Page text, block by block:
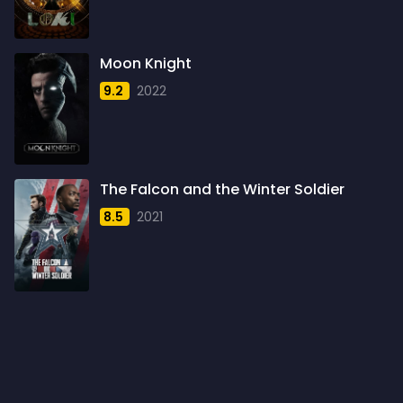
1960
1961
1962
1963
1964
1965
1966
1967
1968
Moon Knight
9.2 2022
The Falcon and the Winter Soldier
8.5 2021